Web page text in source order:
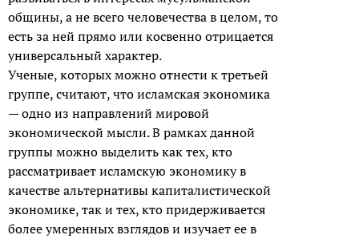
общины, а не всего человечества в целом, то
есть за ней прямо или косвенно отрицается
универсальный характер.
Ученые, которых можно отнести к третьей
группе, считают, что исламская экономика
— одно из направлений мировой
экономической мысли. В рамках данной
группы можно выделить как тех, кто
рассматривает исламскую экономику в
качестве альтернативы капиталистической
экономике, так и тех, кто придерживается
более умеренных взглядов и изучает ее в